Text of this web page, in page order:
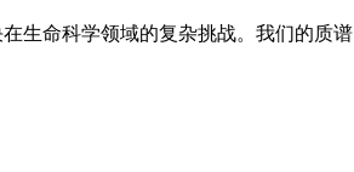
生命科学领域的复杂挑战。我们的质谱